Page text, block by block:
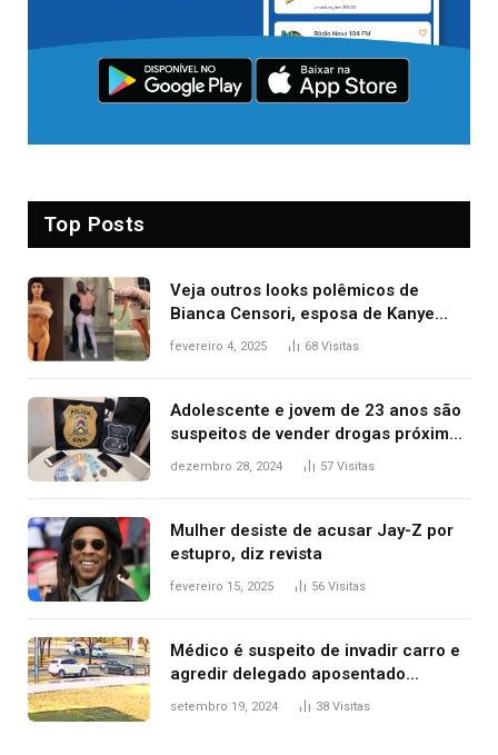
Top Posts
Veja outros looks polêmicos de
Bianca Censori, esposa de Kanye
West que apareceu nua no Grammy
fevereiro 4, 2025 68 Visitas
Adolescente e jovem de 23 anos são
suspeitos de vender drogas próximo
de delegacia e escola, diz polícia
dezembro 28, 2024 57 Visitas
Mulher desiste de acusar Jay-Z por
estupro, diz revista
fevereiro 15, 2025 56 Visitas
Médico é suspeito de invadir carro e
agredir delegado aposentado
durante confusão no trânsito
setembro 19, 2024 38 Visitas